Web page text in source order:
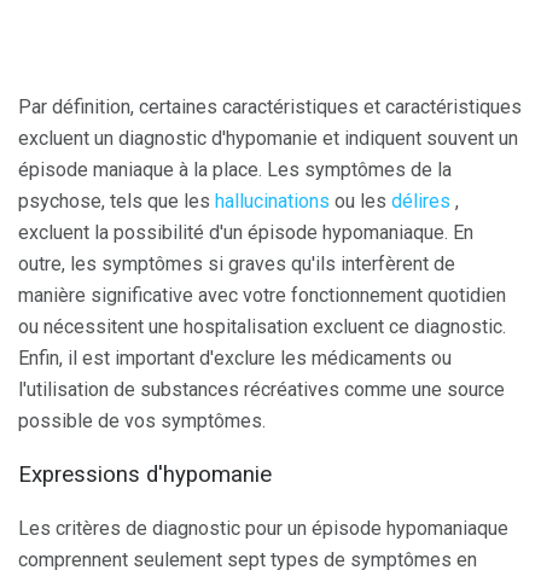
Par définition, certaines caractéristiques et caractéristiques
excluent un diagnostic d'hypomanie et indiquent souvent un
épisode maniaque à la place. Les symptômes de la
psychose, tels que les hallucinations ou les délires ,
excluent la possibilité d'un épisode hypomaniaque. En
outre, les symptômes si graves qu'ils interfèrent de
manière significative avec votre fonctionnement quotidien
ou nécessitent une hospitalisation excluent ce diagnostic.
Enfin, il est important d'exclure les médicaments ou
l'utilisation de substances récréatives comme une source
possible de vos symptômes.
Expressions d'hypomanie
Les critères de diagnostic pour un épisode hypomaniaque
comprennent seulement sept types de symptômes en